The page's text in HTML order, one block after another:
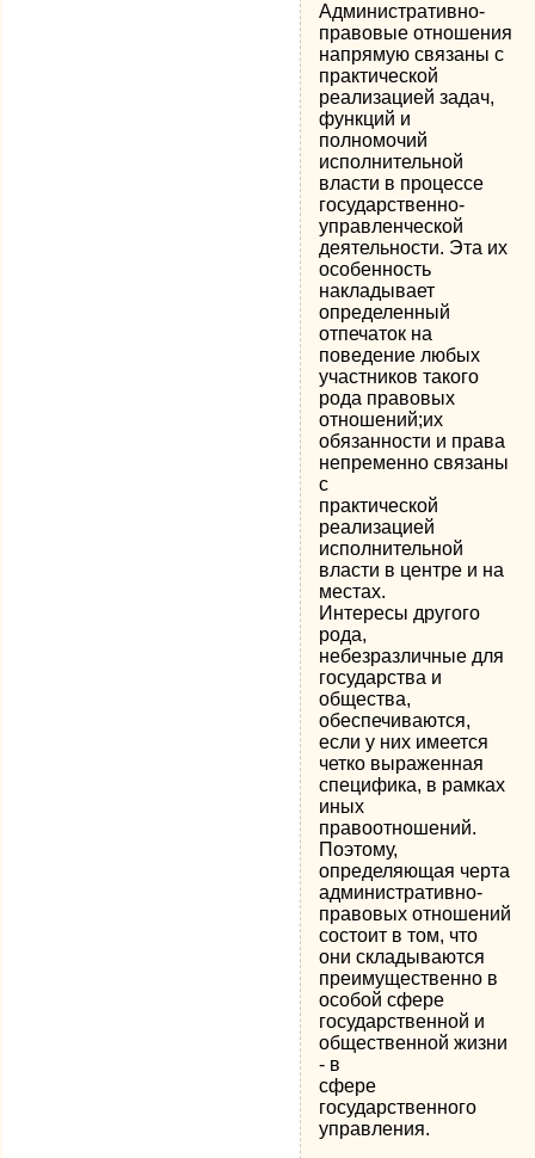
Административно-
правовые отношения
напрямую связаны с
практической
реализацией задач,
функций и
полномочий
исполнительной
власти в процессе
государственно-
управленческой
деятельности. Эта их
особенность
накладывает
определенный
отпечаток на
поведение любых
участников такого
рода правовых
отношений;их
обязанности и права
непременно связаны
с
практической
реализацией
исполнительной
власти в центре и на
местах.
Интересы другого
рода,
небезразличные для
государства и
общества,
обеспечиваются,
если у них имеется
четко выраженная
специфика, в рамках
иных
правоотношений.
Поэтому,
определяющая черта
административно-
правовых отношений
состоит в том, что
они складываются
преимущественно в
особой сфере
государственной и
общественной жизни
- в
сфере
государственного
управления.